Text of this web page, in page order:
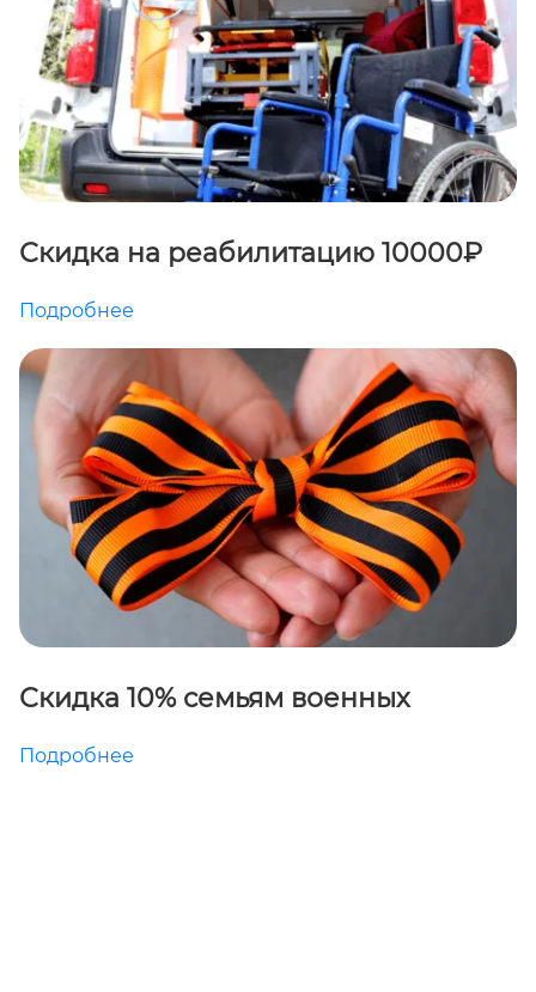
Скидка на реабилитацию 10000₽
Подробнее
Скидка 10% семьям военных
Подробнее